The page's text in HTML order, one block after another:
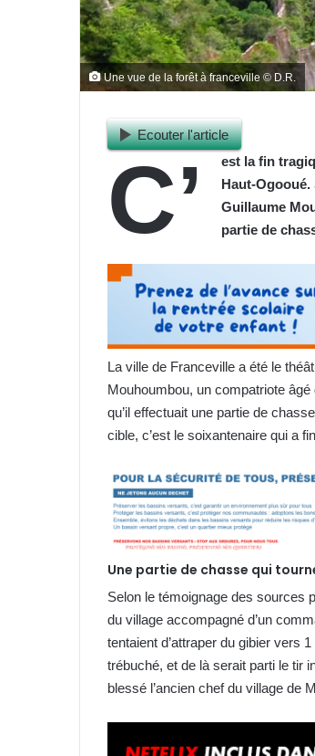
Une vue de la forêt à franceville © D.R.
Ecouter l'article
C’
est la fin
Haut-Ogooué.
Guillaume
partie de
La ville de Franceville a été le
Mouhoumbou, un compatriote
qu’il effectuait une partie de
cible, c’est le soixantenaire qui a
Une partie de chasse qui
Selon le témoignage des sources
du village accompagné d’un
tentaient d’attraper du gibier vers
trébuché, et de là serait parti le tir
blessé l’ancien chef du village de